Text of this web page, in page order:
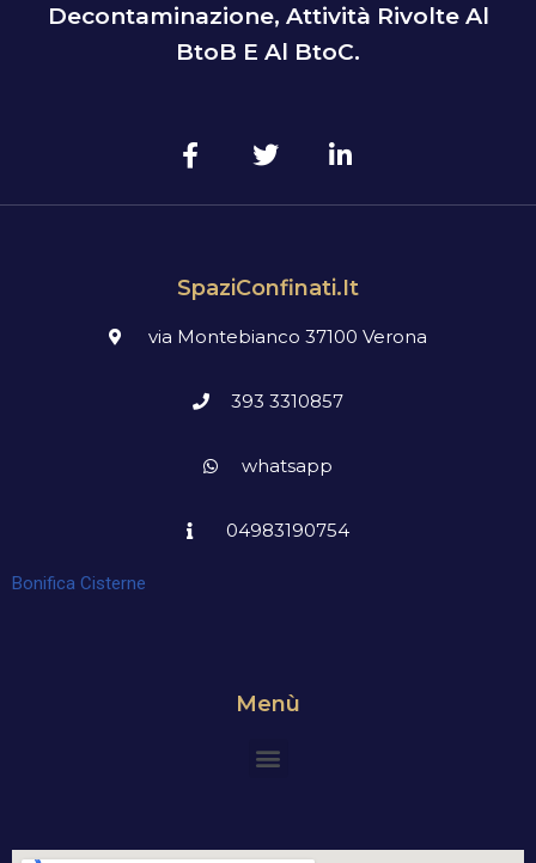
Decontaminazione, Attività Rivolte Al
BtoB E Al BtoC.
SpaziConfinati.it
via Montebianco 37100 Verona
393 3310857
whatsapp
04983190754
Bonifica Cisterne
Menù